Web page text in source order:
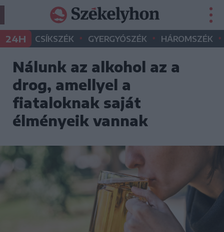
24H CSÍKSZÉK • GYERGYÓSZÉK • HÁROMSZÉK •
Nálunk az alkohol az a
drog, amellyel a
fiataloknak saját
élményeik vannak